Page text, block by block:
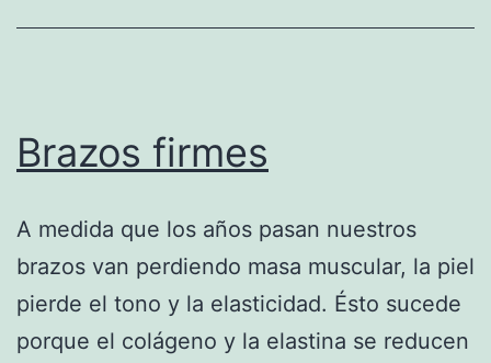
Brazos firmes
A medida que los años pasan nuestros
brazos van perdiendo masa muscular, la piel
pierde el tono y la elasticidad. Ésto sucede
porque el colágeno y la elastina se reducen